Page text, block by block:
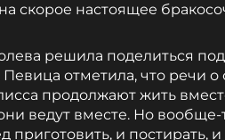
скорое настоящее
решила поделиться
отметила, что речи о
продолжают жить
ведут вместе. Но вообще-
приготовить, и постирать, и